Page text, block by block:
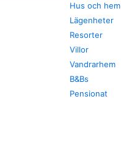
Hus och hem
Lägenheter
Resorter
Villor
Vandrarhem
B&Bs
Pensionat